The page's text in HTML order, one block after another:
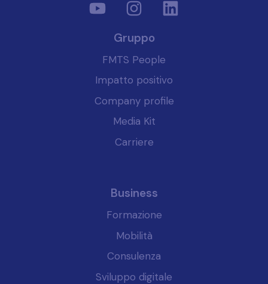
Gruppo
FMTS People
Impatto positivo
Company profile
Media Kit
Carriere
Business
Formazione
Mobilità
Consulenza
Sviluppo digitale